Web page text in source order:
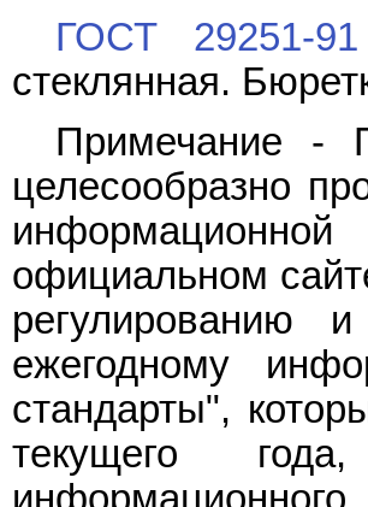
ГОСТ 29251-91
стеклянная.
Примечание -
целесообразно
официальном
регулированию
ежегодному
стандарты",
текущего